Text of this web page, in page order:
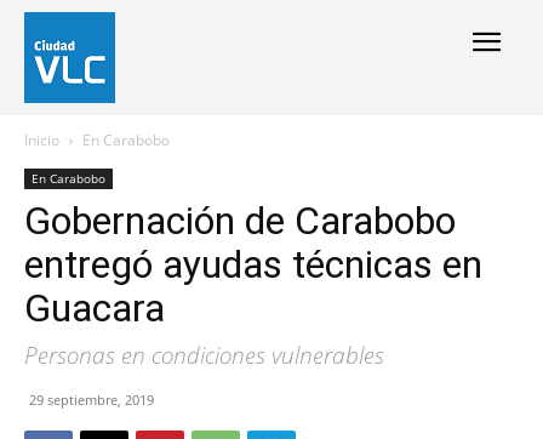
Inicio En Carabobo
En Carabobo
Gobernación de Carabobo
entregó ayudas técnicas en
Guacara
Personas en condiciones vulnerables
29 septiembre, 2019